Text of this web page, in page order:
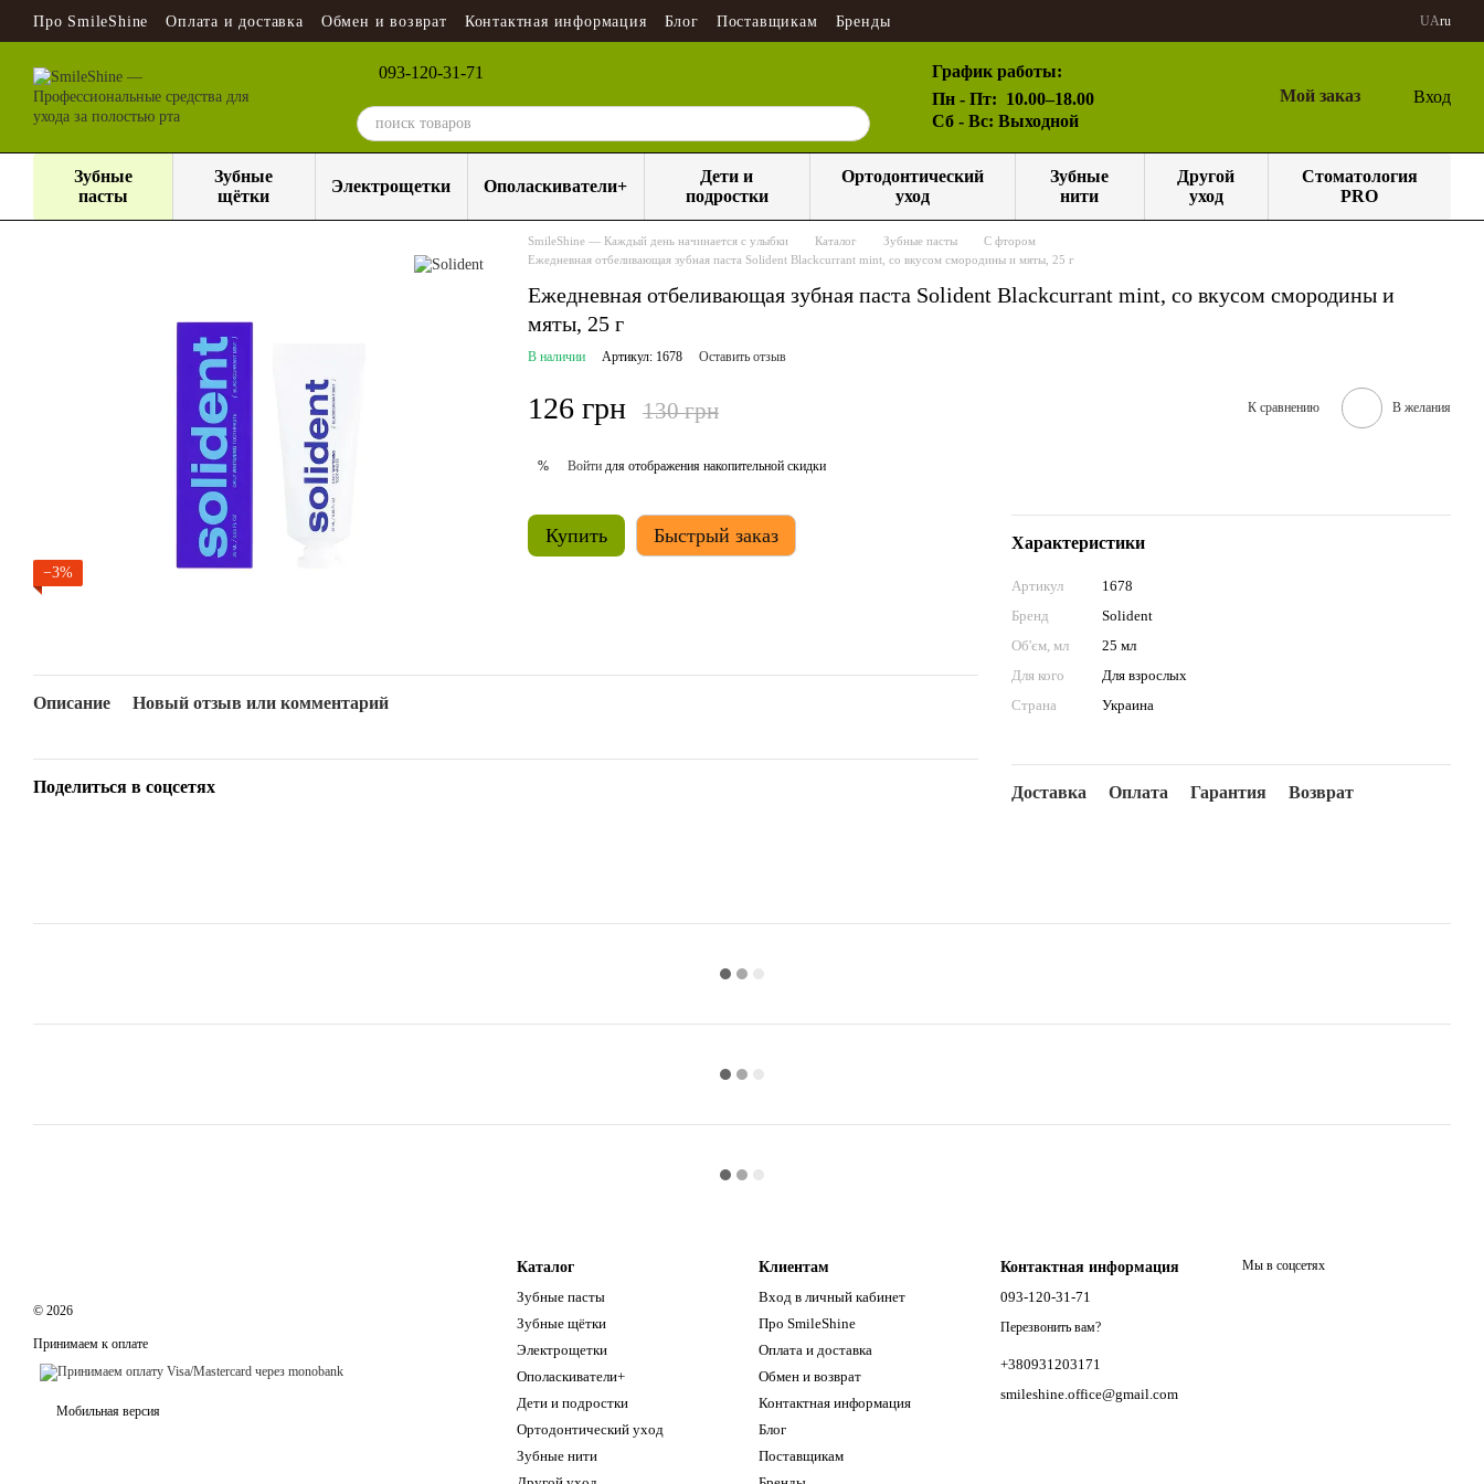
Перейти к основному контенту
Про SmileShine Оплата и доставка Обмен и возврат Контактная информация Блог Поставщикам Бренды UAru
093-120-31-71
График работы:
Пн - Пт: 10.00–18.00
Сб - Вс: Выходной
Мой заказ Вход
Зубные
пасты
Зубные
щётки
Электрощетки Ополаскиватели+
Дети и
подростки
Ортодонтический
уход
Зубные
нити
Другой
уход
Стоматология
PRO
−3%
SmileShine — Каждый день начинается с улыбки Каталог Зубные пасты
С фтором
Ежедневная отбеливающая зубная паста Solident Blackcurrant mint, со вкусом смородины и мяты, 25 г
Ежедневная отбеливающая зубная паста Solident Blackcurrant mint, со вкусом смородины и
мяты, 25 г
В наличии Артикул: 1678 Оставить отзыв
126 грн 130 грн К сравнению В желания
% Войти для отображения накопительной скидки
Купить Быстрый заказ Характеристики
Артикул
1678
Бренд
Solident
Об'єм, мл
25 мл
Для кого
Для взрослых
Страна
Украина
Доставка Оплата Гарантия Возврат
Описание Новый отзыв или комментарий
Поделиться в соцсетях
© 2026
Принимаем к оплате
Мобильная версия
Каталог
Зубные пасты
Зубные щётки
Электрощетки
Ополаскиватели+
Дети и подростки
Ортодонтический уход
Зубные нити
Клиентам
Вход в личный кабинет
Про SmileShine
Оплата и доставка
Обмен и возврат
Контактная информация
Блог
Поставщикам
Контактная информация
093-120-31-71
Перезвонить вам?
+380931203171
smileshine.office@gmail.com
Мы в соцсетях